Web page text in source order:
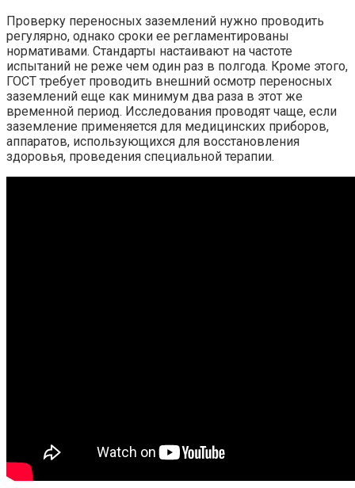
Проверку переносных заземлений нужно проводить
регулярно, однако сроки ее регламентированы
нормативами. Стандарты настаивают на частоте
испытаний не реже чем один раз в полгода. Кроме этого,
ГОСТ требует проводить внешний осмотр переносных
заземлений еще как минимум два раза в этот же
временной период. Исследования проводят чаще, если
заземление применяется для медицинских приборов,
аппаратов, использующихся для восстановления
здоровья, проведения специальной терапии.